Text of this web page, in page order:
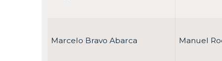
Marcelo Bravo Abarca Manuel